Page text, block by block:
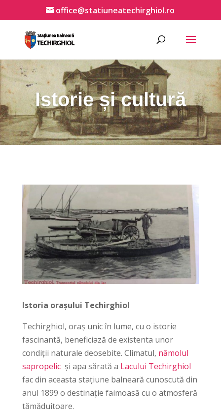
office@statiuneatechirghiol.ro
Istorie și cultură
Istoria orașului Techirghiol
Techirghiol, oraș unic în lume, cu o istorie
fascinantă, beneficiază de existenta unor
condiții naturale deosebite. Climatul, nămolul
sapropelicși apa sărată a Lacului Techirghiol
fac din aceasta stațiune balneară cunoscută din
anul 1899 o destinație faimoasă cu o atmosferă
tămăduitoare.